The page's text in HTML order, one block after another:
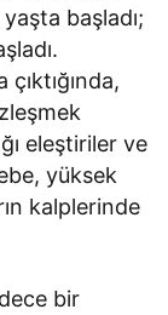
başladı;
eleştiriler ve
yüksek
kalplerinde
bir